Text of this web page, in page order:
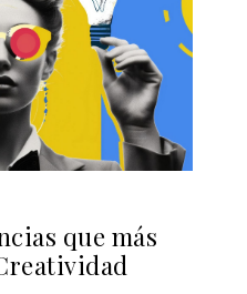
que más